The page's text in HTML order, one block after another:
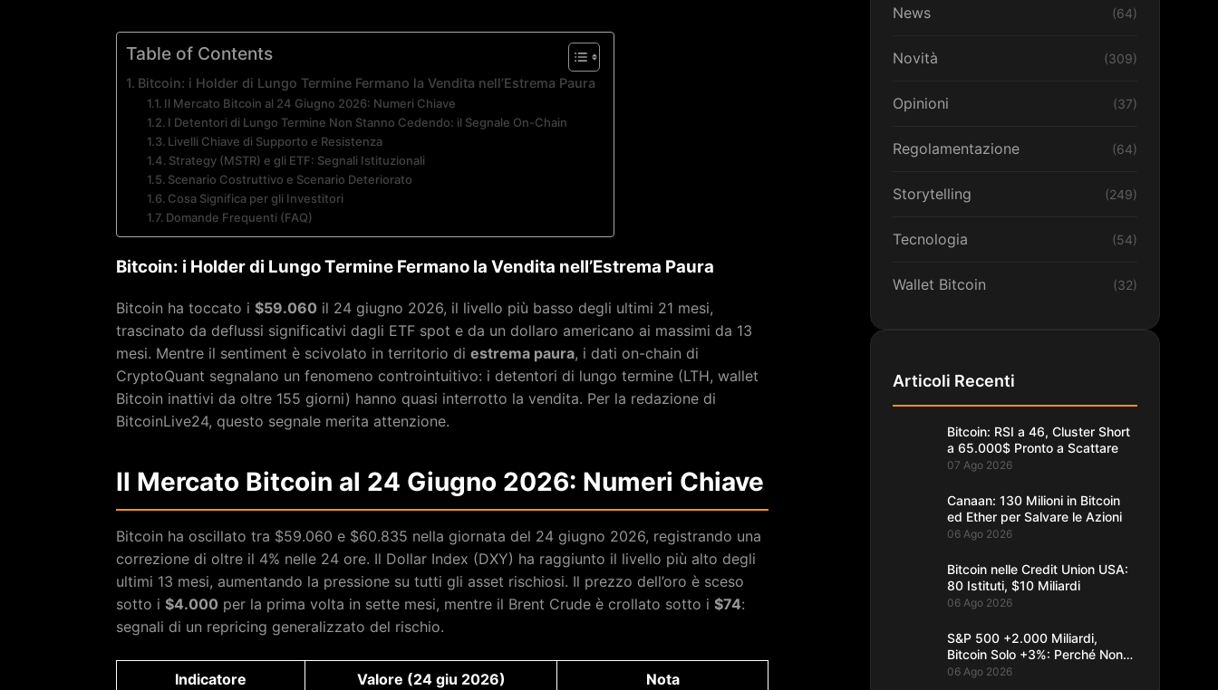
Table of Contents
Bitcoin: i Holder di Lungo Termine Fermano la Vendita nell’Estrema Paura
Il Mercato Bitcoin al 24 Giugno 2026: Numeri Chiave
I Detentori di Lungo Termine Non Stanno Cedendo: il Segnale On-Chain
Livelli Chiave di Supporto e Resistenza
Strategy (MSTR) e gli ETF: Segnali Istituzionali
Scenario Costruttivo e Scenario Deteriorato
Cosa Significa per gli Investitori
Domande Frequenti (FAQ)
Bitcoin: i Holder di Lungo Termine Fermano la Vendita nell’Estrema Paura
Bitcoin ha toccato i $59.060 il 24 giugno 2026, il livello più basso degli ultimi 21 mesi,
trascinato da deflussi significativi dagli ETF spot e da un dollaro americano ai massimi da 13
mesi. Mentre il sentiment è scivolato in territorio di estrema paura, i dati on-chain di
CryptoQuant segnalano un fenomeno controintuitivo: i detentori di lungo termine (LTH, wallet
Bitcoin inattivi da oltre 155 giorni) hanno quasi interrotto la vendita. Per la redazione di
BitcoinLive24, questo segnale merita attenzione.
Il Mercato Bitcoin al 24 Giugno 2026: Numeri Chiave
Bitcoin ha oscillato tra $59.060 e $60.835 nella giornata del 24 giugno 2026, registrando una
correzione di oltre il 4% nelle 24 ore. Il Dollar Index (DXY) ha raggiunto il livello più alto degli
ultimi 13 mesi, aumentando la pressione su tutti gli asset rischiosi. Il prezzo dell’oro è sceso
sotto i $4.000 per la prima volta in sette mesi, mentre il Brent Crude è crollato sotto i $74:
segnali di un repricing generalizzato del rischio.
Indicatore Valore (24 giu 2026) Nota
News (64)
Novità (309)
Opinioni (37)
Regolamentazione (64)
Storytelling (249)
Tecnologia (54)
Wallet Bitcoin (32)
Articoli Recenti
Bitcoin: RSI a 46, Cluster Short
a 65.000$ Pronto a Scattare
07 Ago 2026
Canaan: 130 Milioni in Bitcoin
ed Ether per Salvare le Azioni
06 Ago 2026
Bitcoin nelle Credit Union USA:
80 Istituti, $10 Miliardi
06 Ago 2026
S&P 500 +2.000 Miliardi,
Bitcoin Solo +3%: Perché Non
Segue
06 Ago 2026